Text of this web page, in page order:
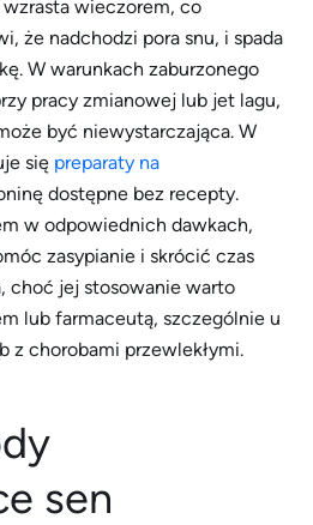
wieczorem, co
że nadchodzi pora snu, i spada
W warunkach zaburzonego
pracy zmianowej lub jet lagu,
być niewystarczająca. W
się preparaty na
dostępne bez recepty.
w odpowiednich dawkach,
zasypianie i skrócić czas
choć jej stosowanie warto
lub farmaceutą, szczególnie u
z chorobami przewlekłymi.
sen